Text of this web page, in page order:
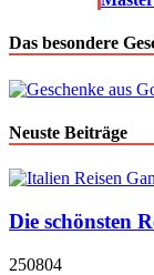
Das besondere
Neuste Beiträge
Die schönsten
250804